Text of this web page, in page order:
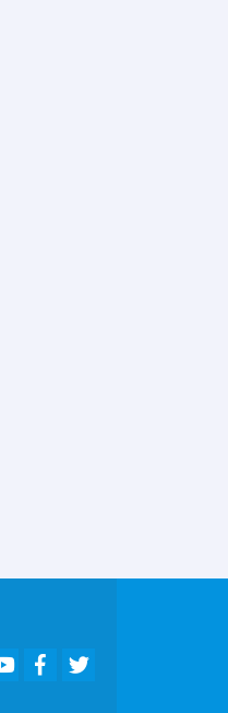
YoutubeFacebook
Twitter